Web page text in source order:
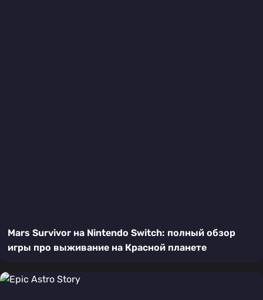
Mars Survivor на Nintendo Switch: полный обзор
игры про выживание на Красной планете